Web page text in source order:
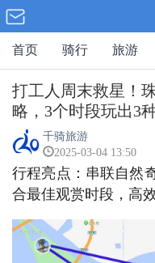
首页 骑行 旅游
打工人周末救星！
略，3个时段玩出3
千骑旅游
2025-03-04 13:50
行程亮点：串联自然
合最佳观赏时段，高